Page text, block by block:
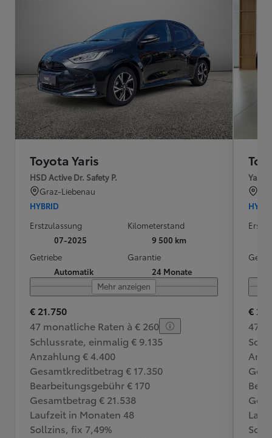
Toyota Yaris
HSD Active Dr. Safety P.
Graz-Liebenau
HYBRID
Erstzulassung
07-2025
Kilometerstand
9 500 km
Getriebe
Automatik
Garantie
24 Monate
Mehr anzeigen
€ 21.750
47 monatliche Raten à € 260
Schlussrate, einmalig € 9.135
Anzahlung € 4.400
Gesamtkreditbetrag € 17.350
Bearbeitungsgebühr € 170
Gesamtbetrag € 21.538
Laufzeit in Monaten 48
Sollzins, fix 7,49%
Yaris
€
47